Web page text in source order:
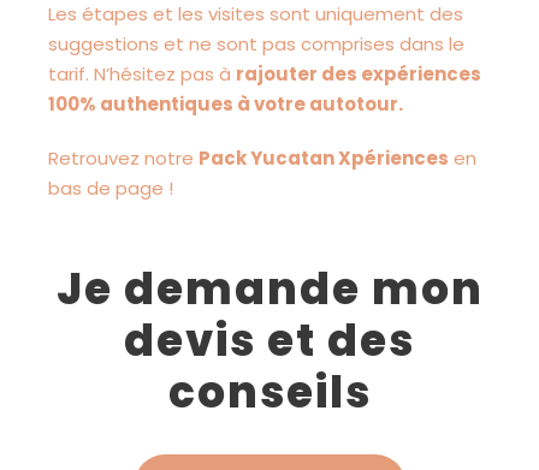
Les étapes et les visites sont uniquement des
suggestions et ne sont pas comprises dans le
tarif. N’hésitez pas à rajouter des expériences
100% authentiques à votre autotour.
Retrouvez notre Pack Yucatan Xpériences en
bas de page !
Je demande mon
devis et des
conseils